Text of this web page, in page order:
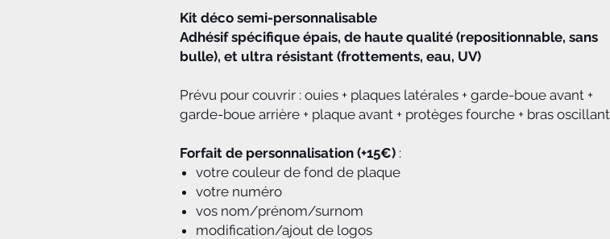
Kit déco semi-personnalisable
Adhésif spécifique épais, de haute qualité (repositionnable, sans
bulle), et ultra résistant (frottements, eau, UV)
Prévu pour couvrir : ouies + plaques latérales + garde-boue avant +
garde-boue arrière + plaque avant + protèges fourche + bras oscillant
Forfait de personnalisation (+15€) :
votre couleur de fond de plaque
votre numéro
vos nom/prénom/surnom
modification/ajout de logos